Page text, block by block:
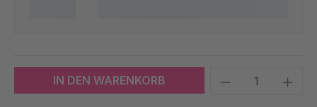
IN DEN WARENKORB Produkt